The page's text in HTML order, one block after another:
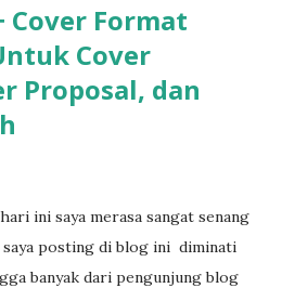
Cover Format
Cover
Proposal, dan
ini saya merasa sangat senang
saya posting di blog ini diminati
banyak dari pengunjung blog